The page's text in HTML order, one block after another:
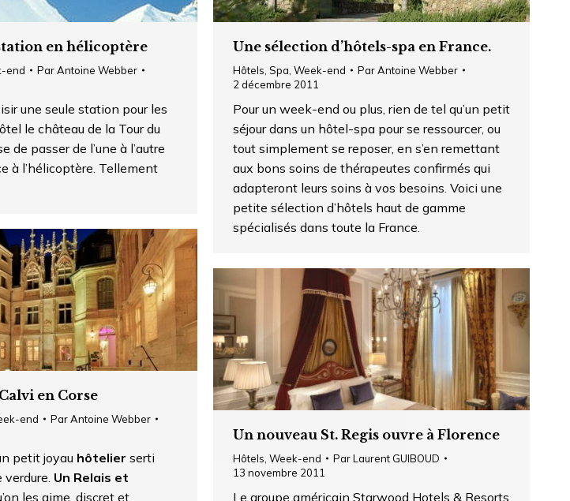
en hélicoptère
end ParAntoine Webber
une seule station pour les
le château de la Tour du
de passer de l’une à l’autre
à l’hélicoptère. Tellement
Une sélection d’hôtels-spa en France.
Hôtels Spa Week-end ParAntoine Webber
2 décembre 2011
Pour un week-end ou plus, rien de tel qu’un petit
séjour dans un hôtel-spa pour se ressourcer, ou
tout simplement se reposer, en s’en remettant
aux bons soins de thérapeutes confirmés qui
adapteront leurs soins à vos besoins. Voici une
petite sélection d’hôtels haut de gamme
spécialisés dans toute la France.
en Corse
end ParAntoine Webber
petit joyau hôtelier serti
Un Relais et
les aime, discret et
Un nouveau St. Regis ouvre à Florence
Hôtels Week-end ParLaurent GUIBOUD
13 novembre 2011
Le groupe américain Starwood Hotels & Resorts